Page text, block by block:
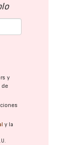
y
de
y la